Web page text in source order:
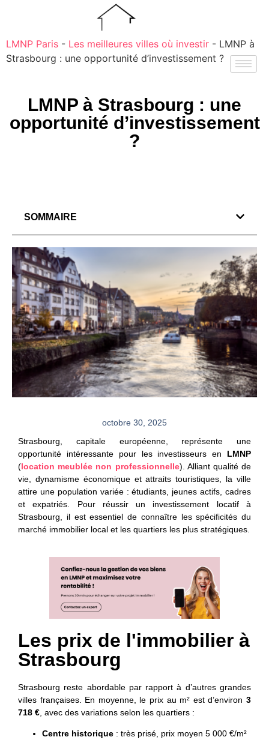
LMNP Paris - Les meilleures villes où investir - LMNP à
Strasbourg : une opportunité d’investissement ?
LMNP à Strasbourg : une
opportunité d’investissement
?
SOMMAIRE
octobre 30, 2025
Strasbourg, capitale européenne, représente une
opportunité intéressante pour les investisseurs en LMNP
(location meublée non professionnelle). Alliant qualité de
vie, dynamisme économique et attraits touristiques, la ville
attire une population variée : étudiants, jeunes actifs, cadres
et expatriés. Pour réussir un investissement locatif à
Strasbourg, il est essentiel de connaître les spécificités du
marché immobilier local et les quartiers les plus stratégiques.
Les prix de l'immobilier à
Strasbourg
Strasbourg reste abordable par rapport à d’autres grandes
villes françaises. En moyenne, le prix au m² est d’environ 3
718 € , avec des variations selon les quartiers :
Centre historique : très prisé, prix moyen 5 000 €/m²